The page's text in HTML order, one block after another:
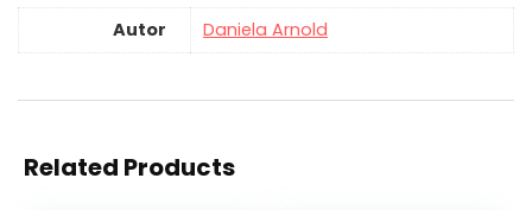
Autor Daniela Arnold
Related Products